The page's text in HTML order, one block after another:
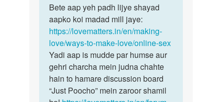
to
Online
sex
seva
by
Bagh
brother
Bete
aap
yeh
padh
lijye…
Bete aap yeh padh lijye shayad
aapko koi madad mill jaye:
https://lovematters.in/en/making-
love/ways-to-make-love/online-sex
Yadi aap is mudde par humse aur
gehri charcha mein judna chahte
hain to hamare discussion board
“Just Poocho” mein zaroor shamil